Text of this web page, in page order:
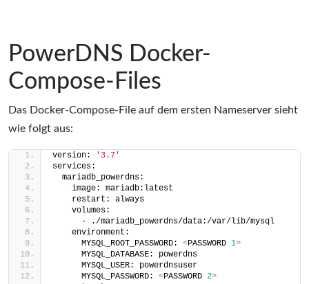
PowerDNS Docker-
Compose-Files
Das Docker-Compose-File auf dem ersten Nameserver sieht
wie folgt aus:
version:
'3.7'
services:
  mariadb_powerdns:
    image: mariadb:latest
    restart: always
    volumes:
      - ./mariadb_powerdns/data:/var/lib/mysql
    environment:
      MYSQL_ROOT_PASSWORD:
<PASSWORD 1>
      MYSQL_DATABASE: powerdns
      MYSQL_USER: powerdnsuser
      MYSQL_PASSWORD:
<PASSWORD 2>